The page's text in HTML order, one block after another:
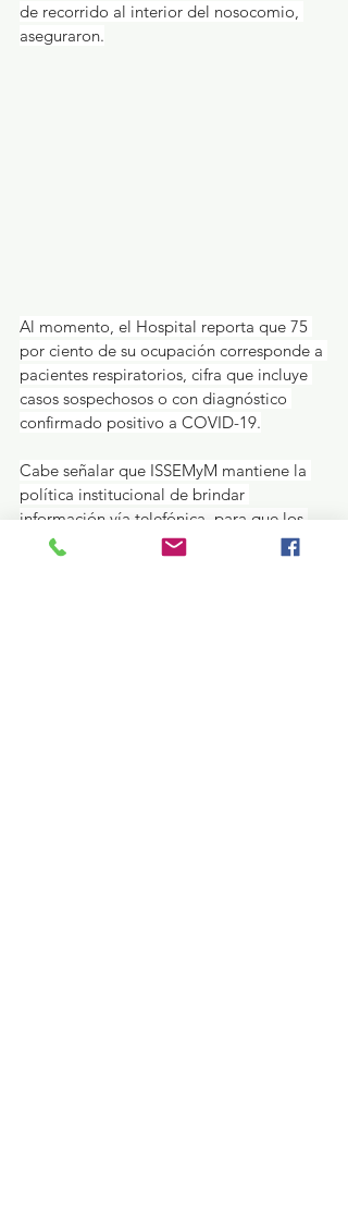
de recorrido al interior del nosocomio,
aseguraron.
Al momento, el Hospital reporta que 75
por ciento de su ocupación corresponde a
pacientes respiratorios, cifra que incluye
casos sospechosos o con diagnóstico
confirmado positivo a COVID-19.
Cabe señalar que ISSEMyM mantiene la
política institucional de brindar
información vía telefónica, para que los
familiares no se vean forzados a esperar